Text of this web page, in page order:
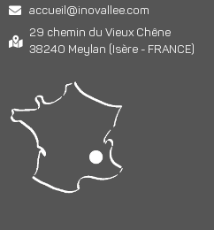
accueil@inovallee.com
29 chemin du Vieux Chêne
38240 Meylan (Isère - FRANCE)